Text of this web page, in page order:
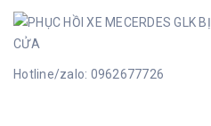
Hotline/zalo: 0962677726